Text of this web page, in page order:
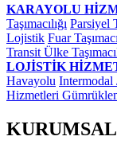
KARAYOLU
Taşımacılığı Parsiyel
Lojistik Fuar
Transit Ülke
LOJİSTİK
Havayolu Intermodal
Hizmetleri
KURUMSAL